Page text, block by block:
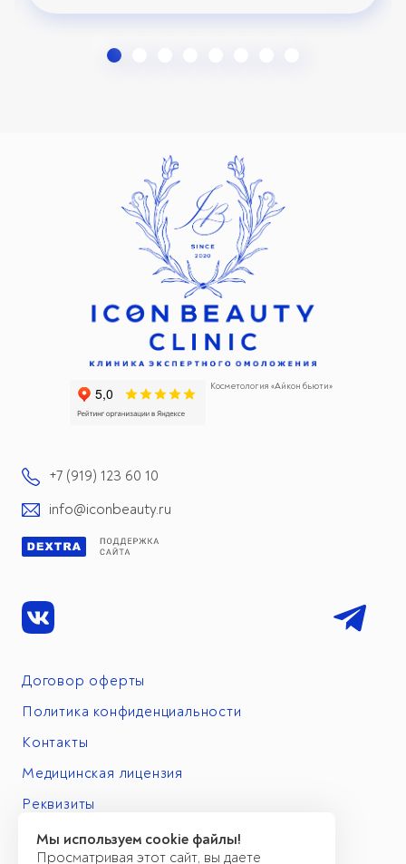
Договор оферты
Политика конфиденциальности
Контакты
Медицинская лицензия
Реквизиты
Косметология «Айкон бьюти»
+7 (919) 123 60 10
info@iconbeauty.ru
Мы используем cookie файлы!
Просматривая этот сайт, вы даете